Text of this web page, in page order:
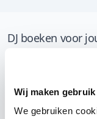
Wij maken
We gebruiken
DJ boeken voor
een reserve DJ.
voordat je een DJ